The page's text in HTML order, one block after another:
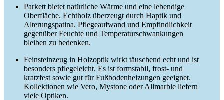
Parkett bietet natürliche Wärme und eine lebendige
Oberfläche. Echtholz überzeugt durch Haptik und
Alterungspatina. Pflegeaufwand und Empfindlichkeit
gegenüber Feuchte und Temperaturschwankungen
bleiben zu bedenken.
Feinsteinzeug in Holzoptik wirkt täuschend echt und ist
besonders pflegeleicht. Es ist formstabil, frost- und
kratzfest sowie gut für Fußbodenheizungen geeignet.
Kollektionen wie Vero, Mystone oder Allmarble liefern
viele Optiken.